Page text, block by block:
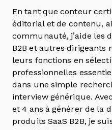
En tant que conteur
éditorial et de contenu,
communauté, j’aide les
B2B et autres dirigeants
leurs fonctions en
professionnelles
dans une simple
interview générique.
et 4 ans à générer de la
produits SaaS B2B, je